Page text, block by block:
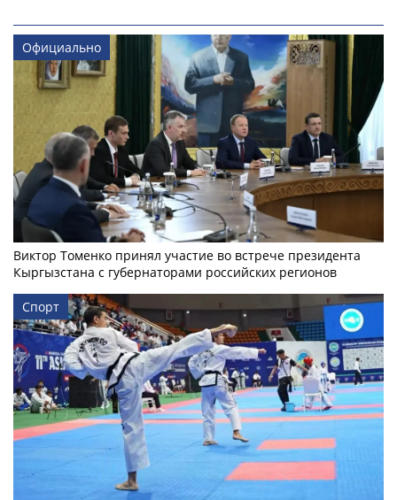
Официально
Виктор Томенко принял участие во встрече президента
Кыргызстана с губернаторами российских регионов
Спорт